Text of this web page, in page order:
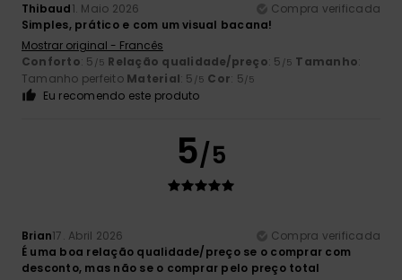
Thibaud1. Maio 2026
Compra verificada
Simples, prático e com um visual bacana!
Mostrar original - Francês
Conforto: 5 /5 Relação qualidade/preço: 5 /5 Tamanho:
Tamanho perfeito Material: 5 /5 Cor: 5/5
Eu recomendo este produto
5/5
Brian17. Abril 2026
Compra verificada
É uma boa relação qualidade/preço se o comprar com
desconto, mas não se o comprar pelo preço total